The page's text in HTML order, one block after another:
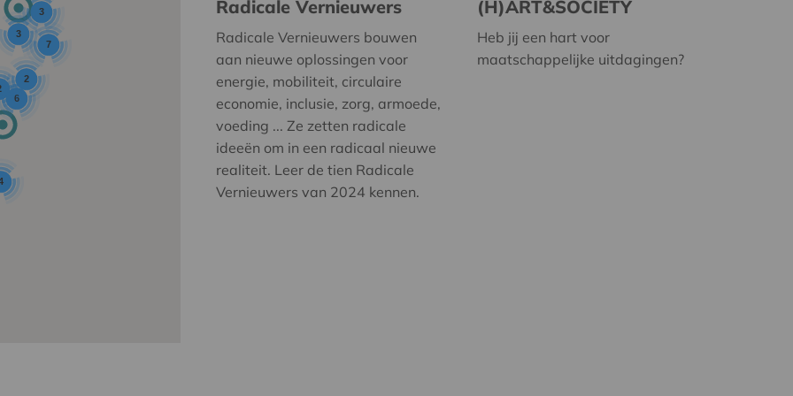
3
6
7
3
2
Radicale Vernieuwers
Radicale Vernieuwers bouwen
aan nieuwe oplossingen voor
energie, mobiliteit, circulaire
economie, inclusie, zorg, armoede,
voeding ... Ze zetten radicale
ideeën om in een radicaal nieuwe
realiteit. Leer de tien Radicale
Vernieuwers van 2024 kennen.
(H)ART&SOCIETY
Heb jij een hart voor
maatschappelijke uitdagingen?